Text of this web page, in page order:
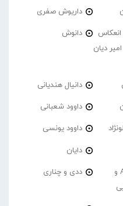
داریوش صفری
انعکاس
دیان
دانوش
دانیال هندیانی
داوود شعبانی
داوود یونسی
دایان
دجی علی A2 و
ددی و چناری